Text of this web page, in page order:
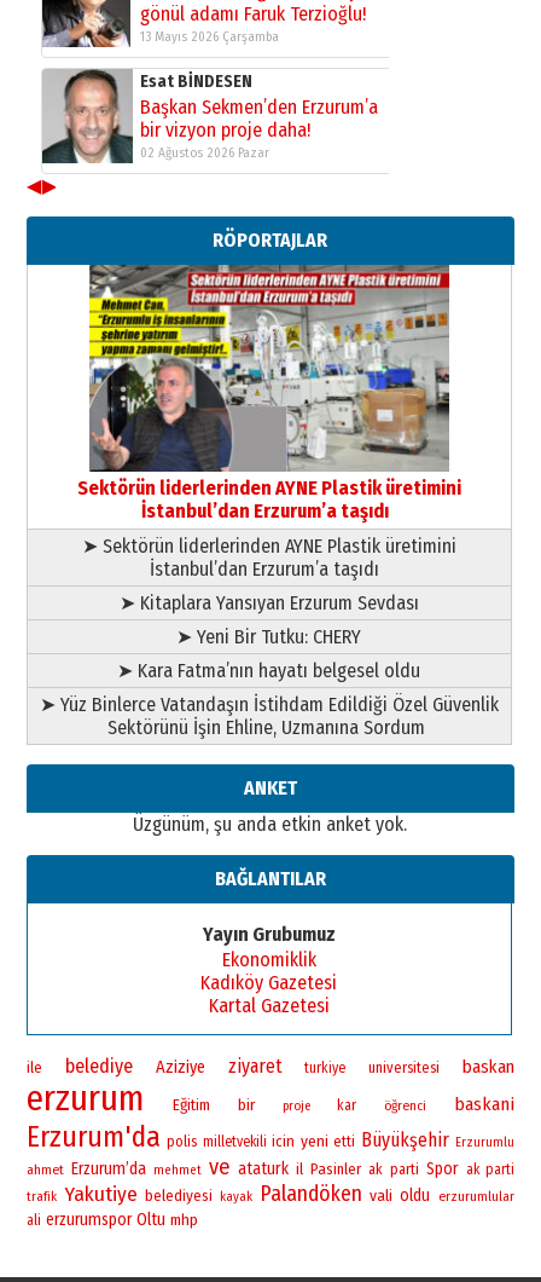
gönül adamı Faruk Terzioğlu!
13 Mayıs 2026 Çarşamba
Esat BİNDESEN
Başkan Sekmen’den Erzurum’a
bir vizyon proje daha!
02 Ağustos 2026 Pazar
Erzurumspor’un köşe taşları
29 Haziran 2026 Pazartesi
Kenan GÜLERCİ
Murat Şahsuvaroğlu ERKON’da
çıtayı yukarı taşırken,
yönetimdekiler aşağı
çekmemeli!
17 Şubat 2026 Salı Orhan BOZKURT
Bir fotoğraf, bir şehir, bir
gazeteci… Dizginler kimin
elinde?
A. Berhan Yılmaz
BİR BÖLÜM DEĞİL, BİR ÖMÜR
SEÇİYORSUNUZ… “NEDEN
ATATÜRK ÜNİVERSİTESİ?”
28 Temmuz 2026 Salı
Ahmet Gökhan YAZICI
Ahmed Yesevi’den bir Alperen…
”Reisimiz” idi… Hakka yürüdü.!
26 Mart 2026 Perşembe
gönül adamı Faruk Terzioğlu!
Başkan Sekmen’den Erzurum’a
bir vizyon proje daha!
02 Ağustos 2026 Pazar
◀▶
RÖPORTAJLAR
Sektörün liderlerinden AYNE Plastik üretimini
İstanbul’dan Erzurum’a taşıdı
➤ Sektörün liderlerinden AYNE Plastik üretimini
İstanbul’dan Erzurum’a taşıdı
➤ Kitaplara Yansıyan Erzurum Sevdası
➤ Yeni Bir Tutku: CHERY
➤ Kara Fatma’nın hayatı belgesel oldu
➤ Yüz Binlerce Vatandaşın İstihdam Edildiği Özel Güvenlik
Sektörünü İşin Ehline, Uzmanına Sordum
ANKET
Üzgünüm, şu anda etkin anket yok.
BAĞLANTILAR
Yayın Grubumuz
Ekonomiklik
Kadıköy Gazetesi
Kartal Gazetesi
ile belediye Aziziye ziyaret turkiye universitesi baskan
erzurum Eğitim bir proje kar öğrenci baskani
Erzurum'da polis milletvekili icin yeni etti Büyükşehir Erzurumlu
ahmet Erzurum’da mehmet ve ataturk il Pasinler ak parti Spor ak parti
trafik Yakutiye belediyesi kayak Palandöken vali oldu
erzurumlular
ali erzurumspor Oltu mhp